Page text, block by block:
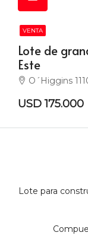
VENTA
Lote de
Este
O´Higgins
USD 175.000
Lote para